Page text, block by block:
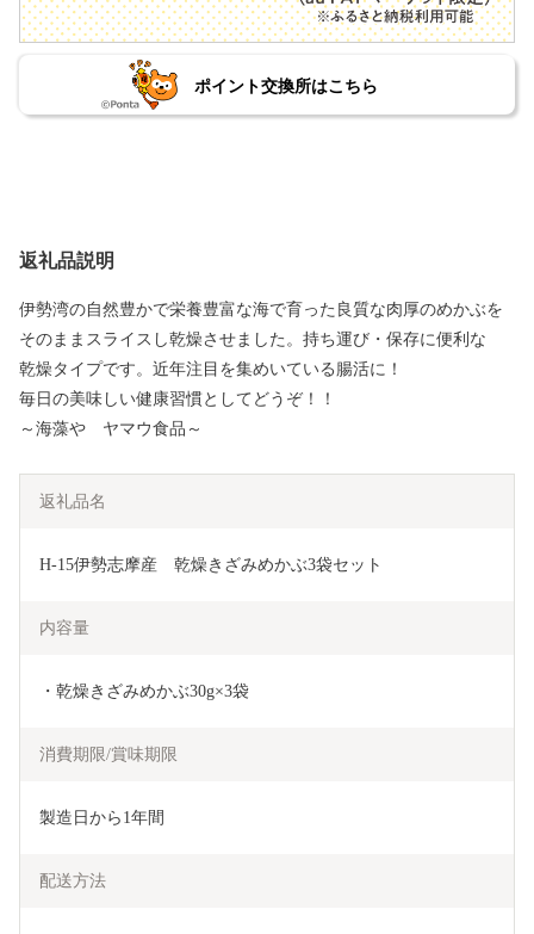
ポイント交換所はこちら
返礼品説明
伊勢湾の自然豊かで栄養豊富な海で育った良質な肉厚のめかぶを
そのままスライスし乾燥させました。持ち運び・保存に便利な
乾燥タイプです。近年注目を集めいている腸活に！
毎日の美味しい健康習慣としてどうぞ！！
～海藻や ヤマウ食品～
返礼品名
H-15伊勢志摩産　乾燥きざみめかぶ3袋セット
内容量
・乾燥きざみめかぶ30g×3袋
消費期限/賞味期限
製造日から1年間
配送方法